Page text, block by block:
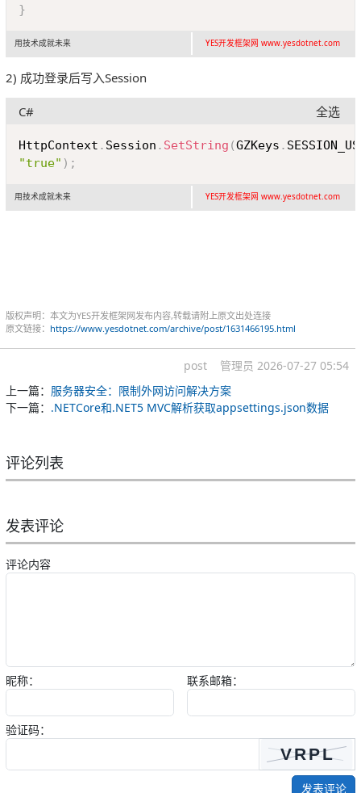
}
用技术成就未来 YES开发框架网 www.yesdotnet.com
2) 成功登录后写入Session
C# 全选
HttpContext . Session . SetString (GZKeys .
"true" ) ;
Copy
用技术成就未来 YES开发框架网 www.yesdotnet.com
版权声明：本文为YES开发框架网发布内容,转载请附上原文出处连接
原文链接： https://www.yesdotnet.com/archive/post/1631466195.html
post 管理员 2026-07-27 05:54
上一篇： 服务器安全：限制外网访问解决方案
下一篇： .NETCore和.NET5 MVC解析获取appsettings.json数据
评论列表
发表评论
评论内容
昵称： 联系邮箱：
验证码：
发表评论